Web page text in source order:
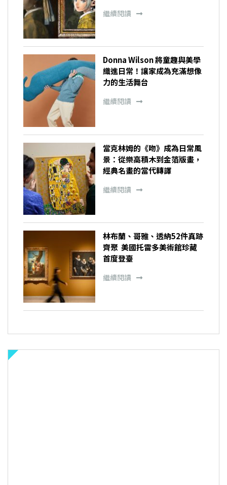
繼續閱讀
Donna Wilson 將童趣與美學
織進日常！讓家成為充滿想像
力的生活舞台
繼續閱讀
當克林姆的《吻》成為日常風
景：從樂高積木到金箔版畫，
經典名畫的當代轉譯
繼續閱讀
林布蘭、哥雅、透納52件真跡
齊聚 美國托雷多美術館珍藏
首度登臺
繼續閱讀